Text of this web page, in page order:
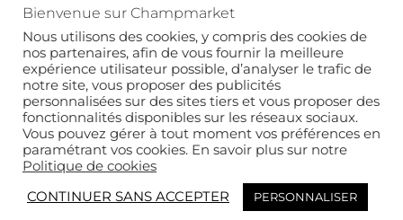
Les occasions pour déguster du champagne
Pour les particuliers
Pour les entreprises
Copyright 2022 © tous droits réservés. Champmarket.
Bienvenue sur Champmarket
Nous utilisons des cookies, y compris des cookies de
nos partenaires, afin de vous fournir la meilleure
expérience utilisateur possible, d’analyser le trafic de
notre site, vous proposer des publicités
personnalisées sur des sites tiers et vous proposer des
fonctionnalités disponibles sur les réseaux sociaux.
Vous pouvez gérer à tout moment vos préférences en
paramétrant vos cookies. En savoir plus sur notre
Politique de cookies
CONTINUER SANS ACCEPTER
PERSONNALISER